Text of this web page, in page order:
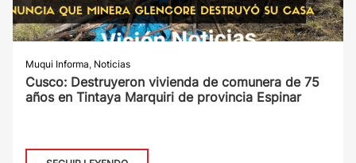
Muqui Informa, Noticias
Cusco: Destruyeron vivienda de comunera de 75
años en Tintaya Marquiri de provincia Espinar